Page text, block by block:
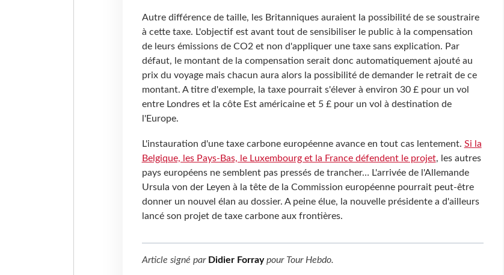
Autre différence de taille, les Britanniques auraient la possibilité de se soustraire
à cette taxe. L'objectif est avant tout de sensibiliser le public à la compensation
de leurs émissions de CO2 et non d'appliquer une taxe sans explication. Par
défaut, le montant de la compensation serait donc automatiquement ajouté au
prix du voyage mais chacun aura alors la possibilité de demander le retrait de ce
montant. A titre d'exemple, la taxe pourrait s'élever à environ 30 £ pour un vol
entre Londres et la côte Est américaine et 5 £ pour un vol à destination de
l'Europe.
L'instauration d'une taxe carbone européenne avance en tout cas lentement. Si la
Belgique, les Pays-Bas, le Luxembourg et la France défendent le projet, les autres
pays européens ne semblent pas pressés de trancher… L'arrivée de l'Allemande
Ursula von der Leyen à la tête de la Commission européenne pourrait peut-être
donner un nouvel élan au dossier. A peine élue, la nouvelle présidente a d'ailleurs
lancé son projet de taxe carbone aux frontières.
Article signé par Didier Forraypour Tour Hebdo.